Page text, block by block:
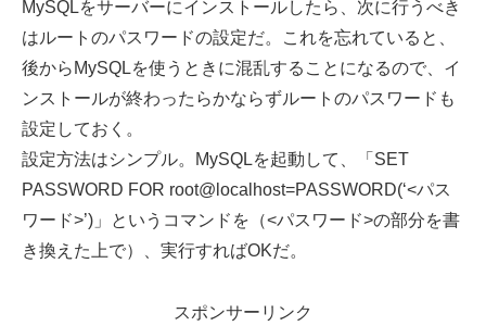
MySQLをサーバーにインストールしたら、次に行うべき
はルートのパスワードの設定だ。これを忘れていると、
後からMySQLを使うときに混乱することになるので、イ
ンストールが終わったらかならずルートのパスワードも
設定しておく。
設定方法はシンプル。MySQLを起動して、「SET
PASSWORD FOR root@localhost=PASSWORD(‘<パス
ワード>’)」というコマンドを（<パスワード>の部分を書
き換えた上で）、実行すればOKだ。
スポンサーリンク